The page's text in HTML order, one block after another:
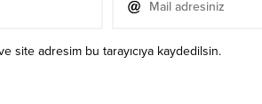
site adresim bu tarayıcıya kaydedilsin.